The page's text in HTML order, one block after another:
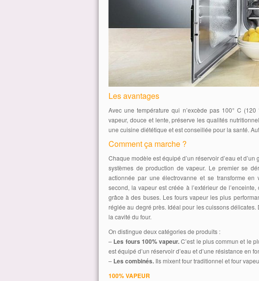
Les avantages
Avec une température qui n’excède pas 100° C
vapeur, douce et lente, préserve les qualités
une cuisine diététique et est conseillée pour la santé.
Comment ça marche ?
Chaque modèle est équipé d’un réservoir d’eau et
systèmes de production de vapeur. Le premier se
actionnée par une électrovanne et se transforme
second, la vapeur est créée à l’extérieur de
grâce à des buses. Les fours vapeur les plus
réglée au degré près. Idéal pour les cuissons
la cavité du four.
On distingue deux catégories de produits :
– Les fours 100% vapeur.C’est le plus commun et le
est équipé d’un réservoir d’eau et d’une résistance en
– Les combinés. Ils mixent four traditionnel et four
100% VAPEUR